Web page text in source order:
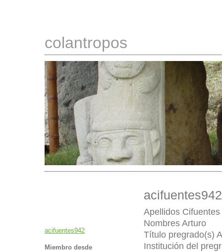
colantropos
acifuentes942
Miembro desde
acifuentes942
Apellidos Cifuentes
Nombres Arturo
Título pregrado(s)
Institución del